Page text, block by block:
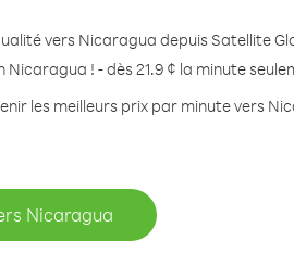
vers Nicaragua depuis Satellite
! - dès 21.9 ¢ la minute
les meilleurs prix par minute vers
Nicaragua